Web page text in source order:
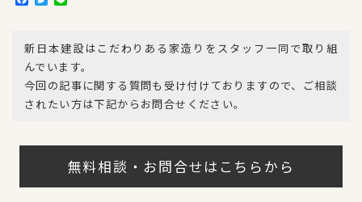
a
b
o
o
k
w
t
e
r
新日本建設はこだわりある家造りをスタッフ一同で取り組
んでいます。
今回の記事に関する質問も受け付けておりますので、ご相談
されたい方は下記からお問合せください。
無料相談・お問合せはこちらから